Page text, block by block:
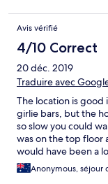
Avis vérifié
4/10 Correct
20 déc. 2019
Traduire avec
The location is
girlie bars, but the
so slow you could
was on the top floor
would have been a
shower in the room
immediately point to
Anonymous, séjour